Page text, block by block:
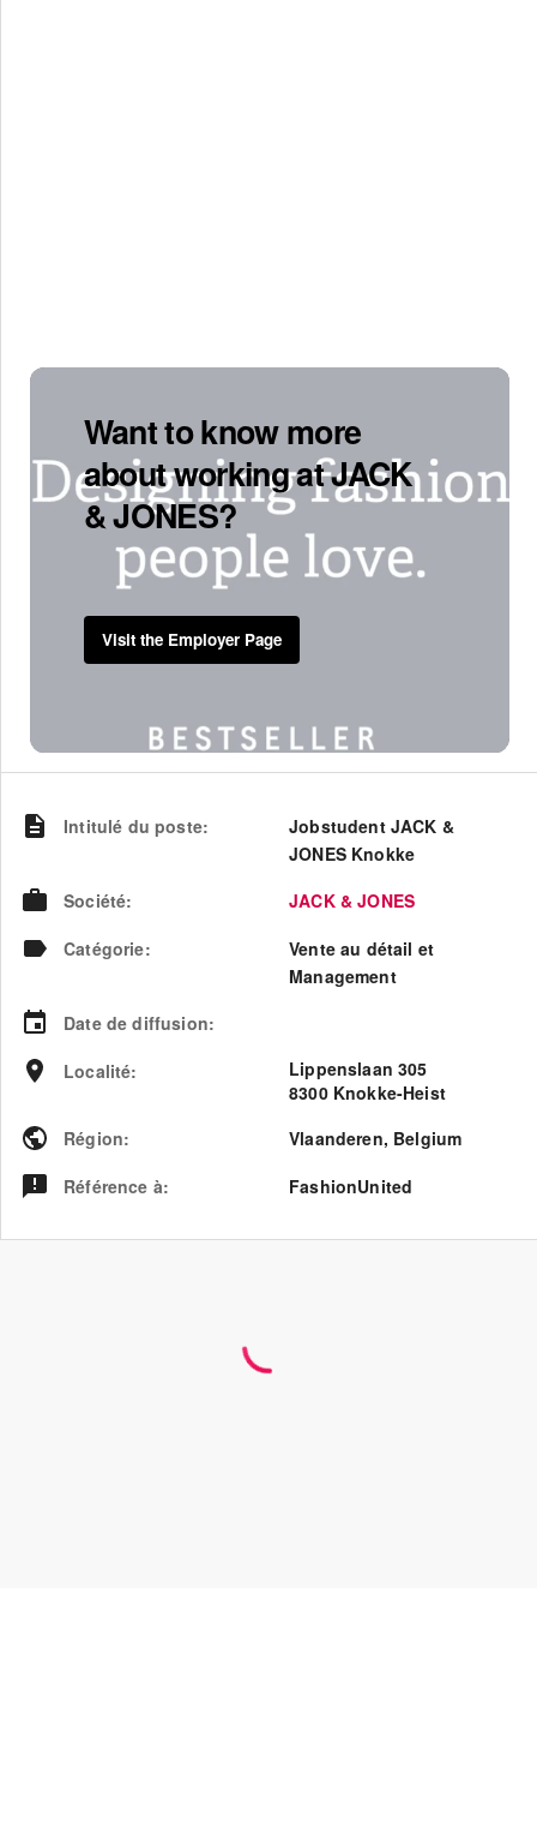
Want to know more
about working at JACK
& JONES?
Visit the Employer Page
Intitulé du poste:
Jobstudent JACK &
JONES Knokke
Société:
JACK & JONES
Catégorie:
Vente au détail et
Management
Date de diffusion:
Localité:
Lippenslaan 305
8300 Knokke-Heist
Région: Vlaanderen, Belgium
Référence à: FashionUnited